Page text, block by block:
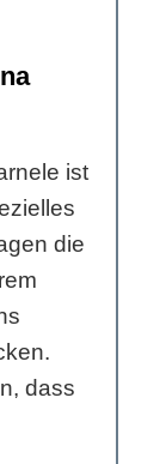
ist
die
dass